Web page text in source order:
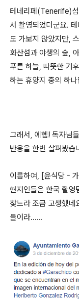
테네리페(Tenerife)
서 촬영되었더군요.
도 가보지 않았지만,
화산섬과 야생의 숲,
푸른 하늘, 따뜻한 기
하는 휴양지 중의 하
그래서, 에헴! 독자님
반응을 한번 살펴봤습
이름하여, [윤식당 -
현지인들은 한국 촬영
찾느라 조금 고생했네
들이라......